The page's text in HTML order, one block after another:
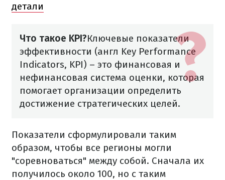
детали
Что такое KPI?Ключевые показатели
эффективности (англ Key Performance
Indicators, KPI) – это финансовая и
нефинансовая система оценки, которая
помогает организации определить
достижение стратегических целей.
Показатели сформулировали таким
образом, чтобы все регионы могли
"соревноваться" между собой. Сначала их
получилось около 100, но с таким